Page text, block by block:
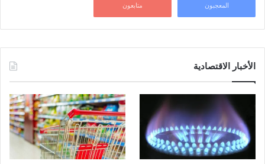
المعجبون متابعون
الأخبار الاقتصادية